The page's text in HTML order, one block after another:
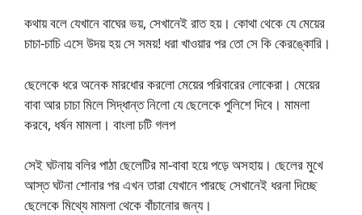
কথায় বলে যেখানে বাঘের ভয়, সেখানেই রাত হয়। কোথা থেকে যে মেয়ের
চাচা-চাচি এসে উদয় হয় সে সময়! ধরা খাওয়ার পর তো সে কি কেরঙ্কোরি।
ছেলেকে ধরে অনেক মারধোর করলো মেয়ের পরিবারের লোকেরা। মেয়ের
বাবা আর চাচা মিলে সিদ্ধান্ত নিলো যে ছেলেকে পুলিশে দিবে। মামলা
করবে, ধর্ষন মামলা। বাংলা চটি গলপ
সেই ঘটনায় বলির পাঠা ছেলেটির মা-বাবা হয়ে পড়ে অসহায়। ছেলের মুখে
আস্ত ঘটনা শোনার পর এখন তারা যেখানে পারছে সেখানেই ধরনা দিচ্ছে
ছেলেকে মিথ্যে মামলা থেকে বাঁচানোর জন্য।